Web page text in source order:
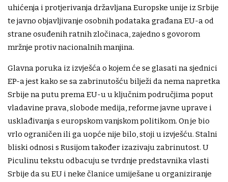
uhićenja i protjerivanja državljana Europske unije iz Srbije
te javno objavljivanje osobnih podataka građana EU-a od
strane osuđenih ratnih zločinaca, zajedno s govorom
mržnje protiv nacionalnih manjina.
Glavna poruka iz izvješća o kojem će se glasati na sjednici
EP-a jest kako se sa zabrinutošću bilježi da nema napretka
Srbije na putu prema EU-u u ključnim područjima poput
vladavine prava, slobode medija, reforme javne uprave i
usklađivanja s europskom vanjskom politikom. On je bio
vrlo ograničen ili ga uopće nije bilo, stoji u izvješću. Stalni
bliski odnosi s Rusijom također izazivaju zabrinutost. U
Piculinu tekstu odbacuju se tvrdnje predstavnika vlasti
Srbije da su EU i neke članice umiješane u organiziranje